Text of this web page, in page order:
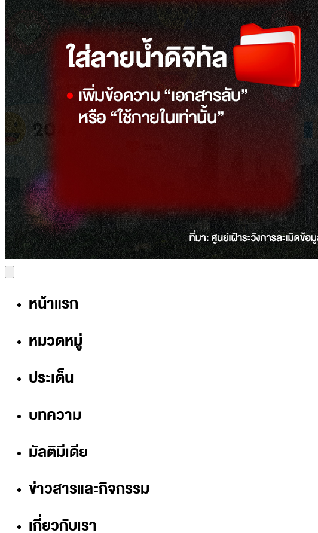
หน้าแรก
หมวดหมู่
ประเด็น
บทความ
มัลติมีเดีย
ข่าวสารและกิจกรรม
เกี่ยวกับเรา